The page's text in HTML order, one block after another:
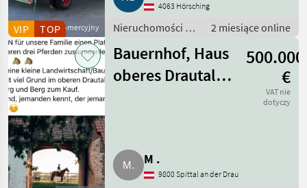
Dostawca komercyjny
VIP TOP
4063 Hörsching
Nieruchomości /
2 miesiące online
Bauernhof, Haus
oberes Drautal
500.000
€
VAT nie
dotyczy
M .
9800 Spittal an der Drau